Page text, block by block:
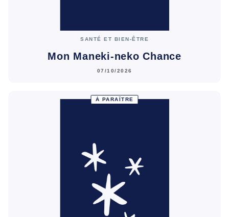
SANTÉ ET BIEN-ÊTRE
Mon Maneki-neko Chance
07/10/2026
À PARAÎTRE